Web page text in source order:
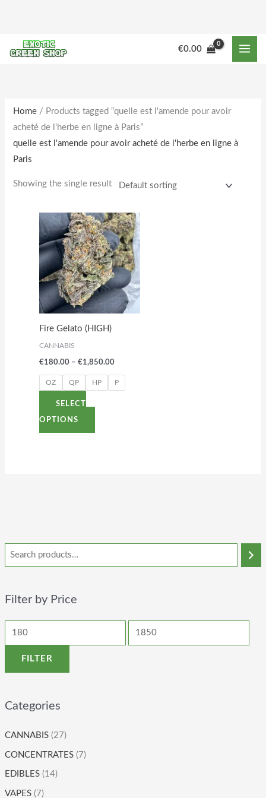
content
€0.00
Filter by Price
r
i
c
FILTER
Categories
CANNABIS (27)
CONCENTRATES (7)
EDIBLES (14)
VAPES (7)
Home / Products tagged “quelle est l'amende pour avoir
acheté de l'herbe en ligne à Paris”
quelle est l'amende pour avoir acheté de l'herbe en ligne à
Paris
Showing the single result
Fire Gelato (HIGH)
CANNABIS
€180.00 – €1,850.00
Price
range:
€180.00
through
€1,850.00
OZ QP HP P
SELECT
OPTIONS
This
product
has
multiple
variants.
The
options
may
chosen
on